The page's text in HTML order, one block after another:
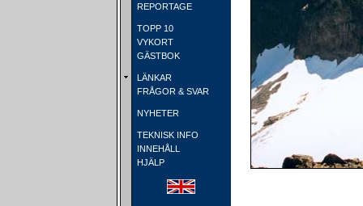
REPORTAGE
TOPP 10
VYKORT
GÄSTBOK
LÄNKAR
FRÅGOR & SVAR
NYHETER
TEKNISK INFO
INNEHÅLL
HJÄLP